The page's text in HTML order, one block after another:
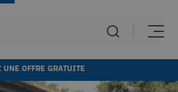
OFFRE GRATUITE